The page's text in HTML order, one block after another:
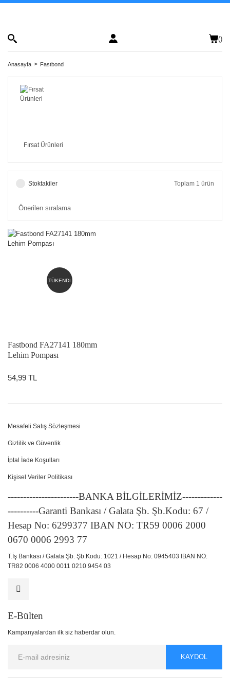
()
Anasayfa Fastbond
Fırsat Ürünleri
Stoktakiler Toplam 1 ürün
TÜKENDİ
Fastbond FA27141 180mm
Lehim Pompası
54,99 TL
Mesafeli Satış Sözleşmesi
Gizlilik ve Güvenlik
İptal İade Koşulları
Kişisel Veriler Politikası
-----------------------BANKA BİLGİLERİMİZ-------------
----------Garanti Bankası / Galata Şb. Şb.Kodu: 67 /
Hesap No: 6299377 IBAN NO: TR59 0006 2000
0670 0006 2993 77
T.İş Bankası / Galata Şb. Şb.Kodu: 1021 / Hesap No: 0945403 IBAN NO:
TR82 0006 4000 0011 0210 9454 03
E-Bülten
Kampanyalardan ilk siz haberdar olun.
KAYDOL